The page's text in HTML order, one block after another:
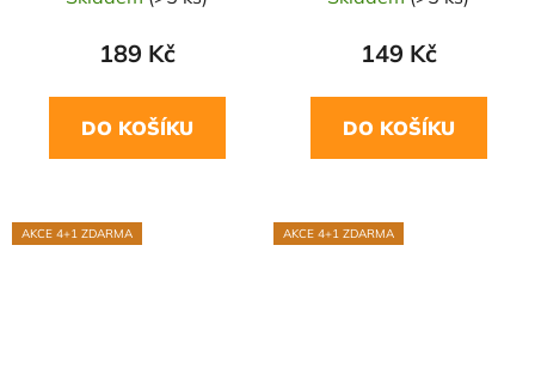
189 Kč
DO KOŠÍKU
149 Kč
DO KOŠÍKU
AKCE 4+1 ZDARMA AKCE 4+1 ZDARMA